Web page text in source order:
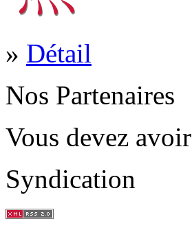
» Détail
Nos Partenaires
Vous devez avoir
Syndication